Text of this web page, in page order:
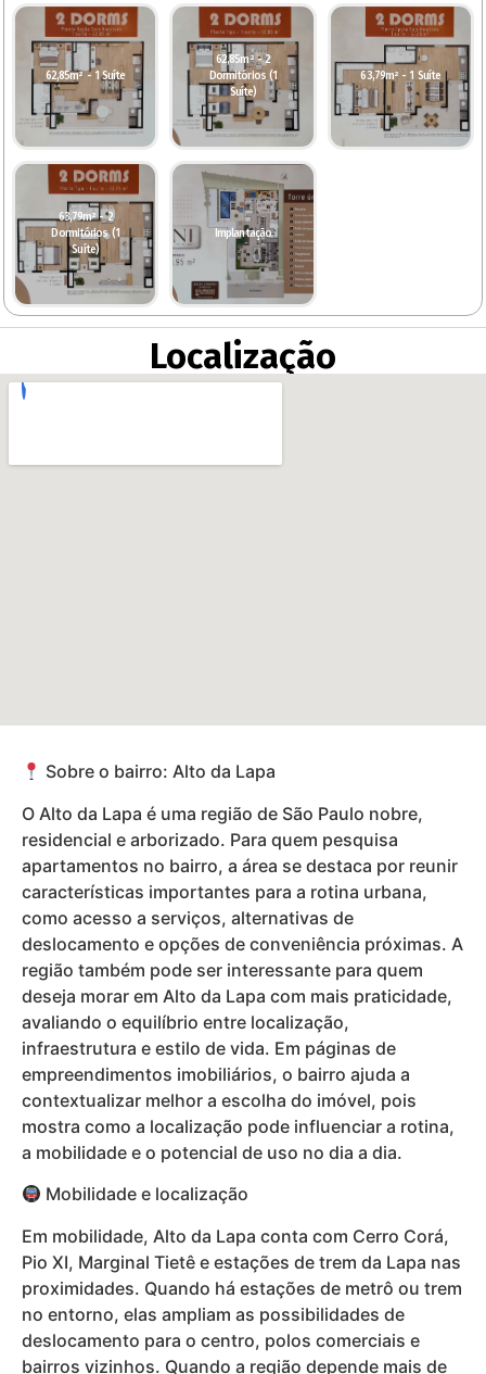
62,85m² - 1 Suíte
62,85m² - 2
Dormitórios (1
Suíte)
63,79m² - 1 Suíte
63,79m² - 2
Dormitórios (1
Suíte)
Implantação
Localização
Sobre o bairro: Alto da Lapa
O Alto da Lapa é uma região de São Paulo nobre,
residencial e arborizado. Para quem pesquisa
apartamentos no bairro, a área se destaca por reunir
características importantes para a rotina urbana,
como acesso a serviços, alternativas de
deslocamento e opções de conveniência próximas. A
região também pode ser interessante para quem
deseja morar em Alto da Lapa com mais praticidade,
avaliando o equilíbrio entre localização,
infraestrutura e estilo de vida. Em páginas de
empreendimentos imobiliários, o bairro ajuda a
contextualizar melhor a escolha do imóvel, pois
mostra como a localização pode influenciar a rotina,
a mobilidade e o potencial de uso no dia a dia.
Mobilidade e localização
Em mobilidade, Alto da Lapa conta com Cerro Corá,
Pio XI, Marginal Tietê e estações de trem da Lapa nas
proximidades. Quando há estações de metrô ou trem
no entorno, elas ampliam as possibilidades de
deslocamento para o centro, polos comerciais e
bairros vizinhos. Quando a região depende mais de